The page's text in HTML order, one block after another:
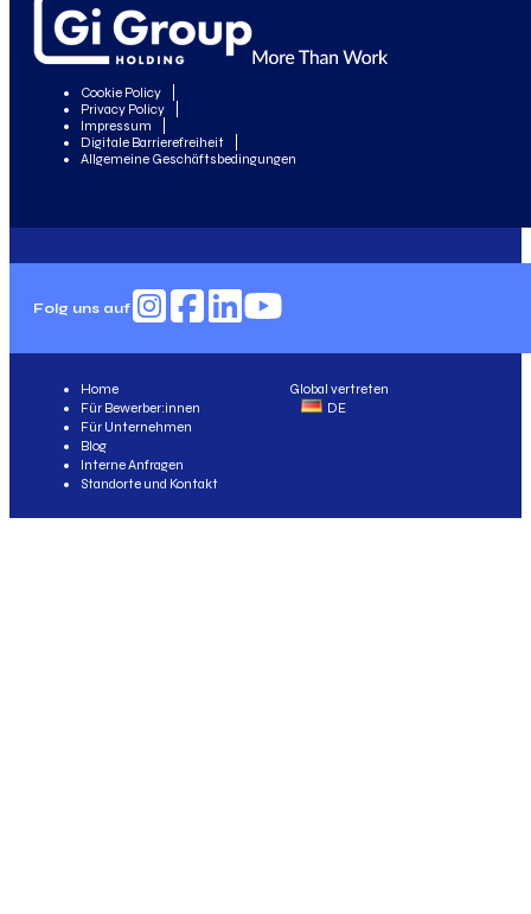
Cookie Policy
Privacy Policy
Impressum
Digitale Barrierefreiheit
Allgemeine Geschäftsbedingungen
Folg uns auf
Global vertreten
DE
Home
Für Bewerber:innen
Für Unternehmen
Blog
Interne Anfragen
Standorte und Kontakt